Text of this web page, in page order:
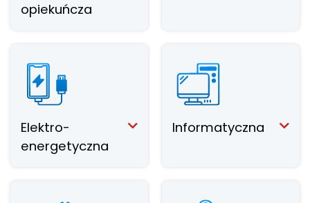
opiekuńcza
Elektro-
energetyczna
Informatyczna